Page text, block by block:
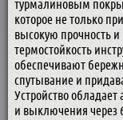
турмалиновым
которое не только
высокую прочность и
термостойкость
обеспечивают
спутывание и
Устройство
и выключения через